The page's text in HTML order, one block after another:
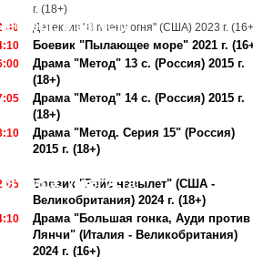
г. (18+)
6 августа
Детектив "В плену огня" (США) 2023 г.
Боевик "Пылающее море" 2021 г.
Драма "Метод" 13 с. (Россия) 2015 г.
(18+)
Драма "Метод" 14 с. (Россия) 2015 г.
(18+)
Драма "Метод. Серия 15" (Россия)
2015 г. (18+)
7 августа
Боевик "Рейс навылет" (США -
Великобритания) 2024 г. (18+)
Драма "Большая гонка, Ауди против
Лянчи" (Италия - Великобритания)
2024 г. (16+)